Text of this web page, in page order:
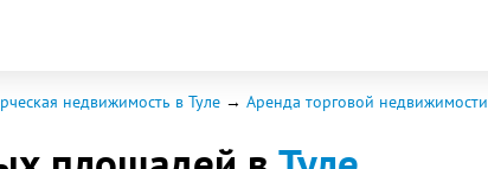
недвижимость в Туле Аренда торговой недвижимости